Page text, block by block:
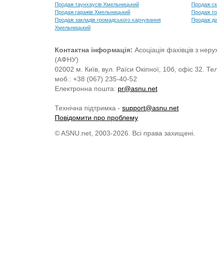
Продаж таунхаусів Хмельницький
Продаж гаражів Хмельницький
Продаж закладів громадського харчування
Хмельницький
Продаж
Продаж
Продаж
Контактна інформація: Асоціація фахівців з
(АФНУ)
02002 м. Київ, вул. Раїси Окіпної, 10б, офіс 32.
моб.: +38 (067) 235-40-52
Електронна пошта: pr@asnu.net
Технічна підтримка - support@asnu.net
Повідомити про проблему
© ASNU.net, 2003-2026. Всі права захищені.